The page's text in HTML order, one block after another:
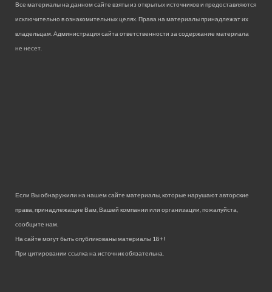
Все материалы на данном сайте взяты из открытых источников и предоставляются
исключительно в ознакомительных целях. Права на материалы принадлежат их
владельцам. Администрация сайта ответственности за содержание материала
не несет.
Если Вы обнаружили на нашем сайте материалы, которые нарушают авторские
права, принадлежащие Вам, Вашей компании или организации, пожалуйста,
сообщите нам.
На сайте могут быть опубликованы материалы 18+!
При цитировании ссылка на источник обязательна.